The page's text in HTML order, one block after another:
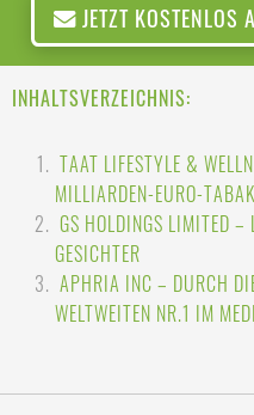
JETZT KOSTENLOS
INHALTSVERZEICHNIS:
TAAT LIFESTYLE &
MILLIARDEN-EURO-
GS HOLDINGS LIMITED –
GESICHTER
APHRIA INC – DURCH
WELTWEITEN NR.1 IM